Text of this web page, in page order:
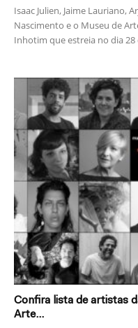
Isaac Julien, Jaime Lauriano,
Nascimento e o Museu de
Inhotim que estreia no dia 28
Confira lista de artistas
Arte...